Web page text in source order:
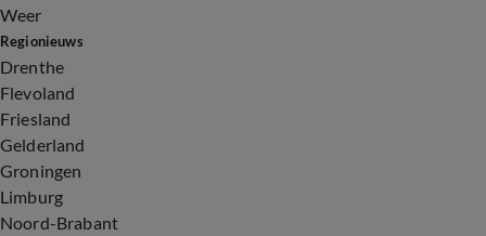
Weer
Regionieuws
Drenthe
Flevoland
Friesland
Gelderland
Groningen
Limburg
Noord-Brabant